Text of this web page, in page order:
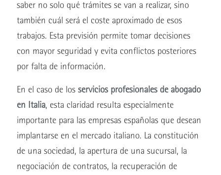
saber no solo qué trámites se van a realizar, sino
también cuál será el coste aproximado de esos
trabajos. Esta previsión permite tomar decisiones
con mayor seguridad y evita conflictos posteriores
por falta de información.
En el caso de los servicios profesionales de abogado
en Italia, esta claridad resulta especialmente
importante para las empresas españolas que desean
implantarse en el mercado italiano. La constitución
de una sociedad, la apertura de una sucursal, la
negociación de contratos, la recuperación de